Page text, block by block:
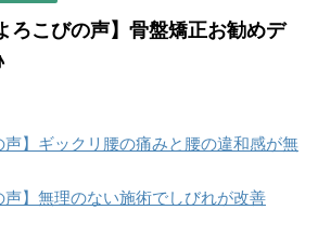
ろこびの声】骨盤矯正お勧めデ
声】ギックリ腰の痛みと腰の違和感が無
声】無理のない施術でしびれが改善